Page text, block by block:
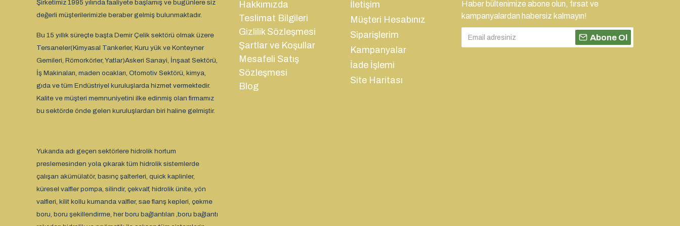
Şirketimiz 1995 yılında faaliyete başlamış ve bugünlere siz
değerli müşterilerimizle beraber gelmiş bulunmaktadır.
Bu 15 yıllık süreçte başta Demir Çelik sektörü olmak üzere
Tersaneler(Kimyasal Tankerler, Kuru yük ve Konteyner
Gemileri, Römorkörler, Yatlar)Askeri Sanayi, İnşaat Sektörü,
İş Makinaları, maden ocakları, Otomotiv Sektörü, kimya,
gıda ve tüm Endüstriyel kuruluşlarda hizmet vermektedir.
Kalite ve müşteri memnuniyetini ilke edinmiş olan firmamız
bu sektörde önde gelen kuruluşlardan biri haline gelmiştir.
Yukarıda adı geçen sektörlere hidrolik hortum
preslemesinden yola çıkarak tüm hidrolik sistemlerde
çalışan akümülatör, basınç şalterleri, quick kaplinler,
küresel valfler pompa, silindir, çekvalf, hidrolik ünite, yön
valfleri, kilit kollu kumanda valfler, sae flanş kepleri, çekme
boru, boru şekillendirme, her boru bağlantıları ,boru bağlantı
Hakkımızda
Teslimat Bilgileri
Gizlilik Sözleşmesi
Şartlar ve Koşullar
Mesafeli Satış
Sözleşmesi
Blog
İletişim
Müşteri Hesabınız
Siparişlerim
Kampanyalar
İade İşlemi
Site Haritası
Haber bültenimize abone olun, fırsat ve
kampanyalardan habersiz kalmayın!
Abone Ol